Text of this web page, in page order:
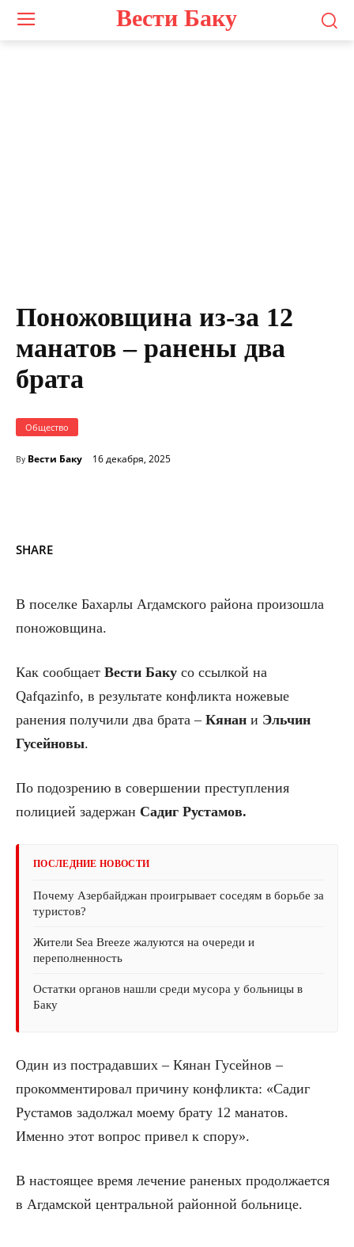
Вести Баку
Поножовщина из-за 12
манатов – ранены два
брата
Общество
By Вести Баку 16 декабря, 2025
SHARE
В поселке Бахарлы Агдамского района произошла
поножовщина.
Как сообщает Вести Баку со ссылкой на
Qafqazinfo, в результате конфликта ножевые
ранения получили два брата – Кянан и Эльчин
Гусейновы.
По подозрению в совершении преступления
полицией задержан Садиг Рустамов.
ПОСЛЕДНИЕ НОВОСТИ
Почему Азербайджан проигрывает соседям в борьбе за
туристов?
Жители Sea Breeze жалуются на очереди и
переполненность
Остатки органов нашли среди мусора у больницы в
Баку
Один из пострадавших – Кянан Гусейнов –
прокомментировал причину конфликта: «Садиг
Рустамов задолжал моему брату 12 манатов.
Именно этот вопрос привел к спору».
В настоящее время лечение раненых продолжается
в Агдамской центральной районной больнице.